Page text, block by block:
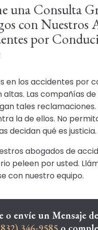
una Consulta
con Nuestros
por
en los accidentes por
altas. Las compañías
tales reclamaciones.
la de ellos. No
decidan qué es justicia.
abogados de
peleen por usted.
con nuestro equipo.
o envíe un Mensaje